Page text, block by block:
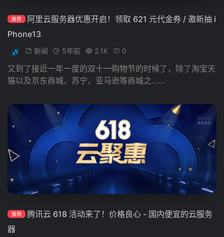
推荐
阿里云服务器优惠开启！领取 621 元代金券 / 邀新抽 i
Phone13
新闻 5年前 2.1K 0
又到了接近一年一度的双十一购物节的时候了，除了淘宝天
猫以及京东商城、苏宁、亚马逊等商城之……
推荐
腾讯云 618 活动来了！价格良心 - 国内便宜的云服务
器